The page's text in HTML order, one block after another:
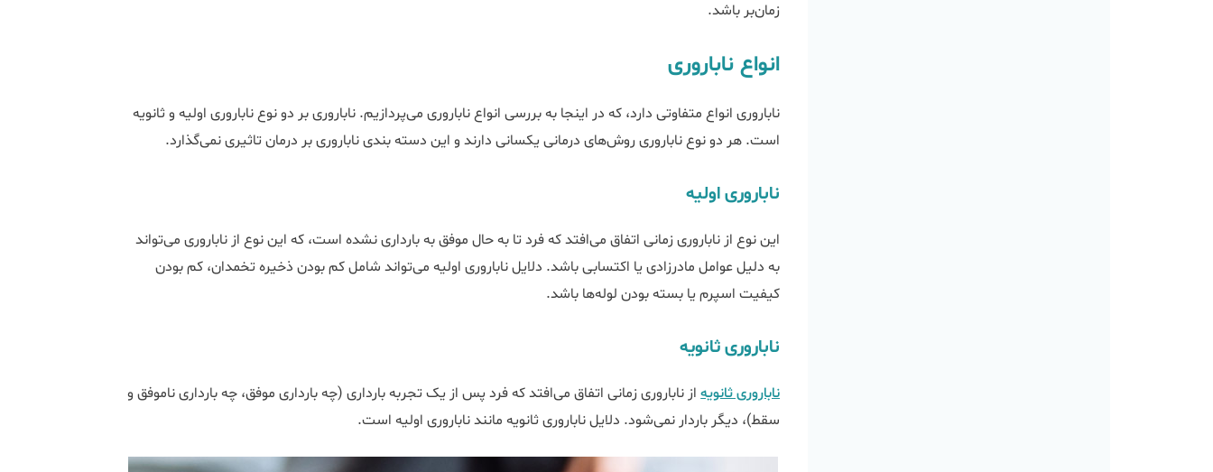
زمان‌بر باشد.
انواع ناباروری
ناباروری انواع متفاوتی دارد، که در اینجا به بررسی انواع ناباروری می‌پردازیم. ناباروری بر دو نوع ناباروری اولیه و ثانویه
است. هر دو نوع ناباروری روش‌های درمانی یکسانی دارند و این دسته بندی ناباروری بر درمان تاثیری نمی‌گذارد.
ناباروری اولیه
این نوع از ناباروری زمانی اتفاق می‌افتد که فرد تا به حال موفق به بارداری نشده است، که این نوع از ناباروری می‌تواند
به دلیل عوامل مادرزادی یا اکتسابی باشد. دلایل ناباروری اولیه می‌تواند شامل کم بودن ذخیره تخمدان، کم بودن
کیفیت اسپرم یا بسته بودن لوله‌ها باشد.
ناباروری ثانویه
ناباروری ثانویهاز ناباروری زمانی اتفاق می‌افتد که فرد پس از یک تجربه بارداری (چه بارداری موفق، چه بارداری ناموفق و
سقط)، دیگر باردار نمی‌شود. دلایل ناباروری ثانویه مانند ناباروری اولیه است.